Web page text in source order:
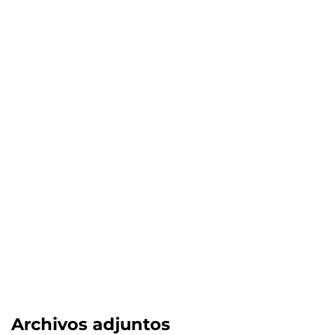
Archivos adjuntos